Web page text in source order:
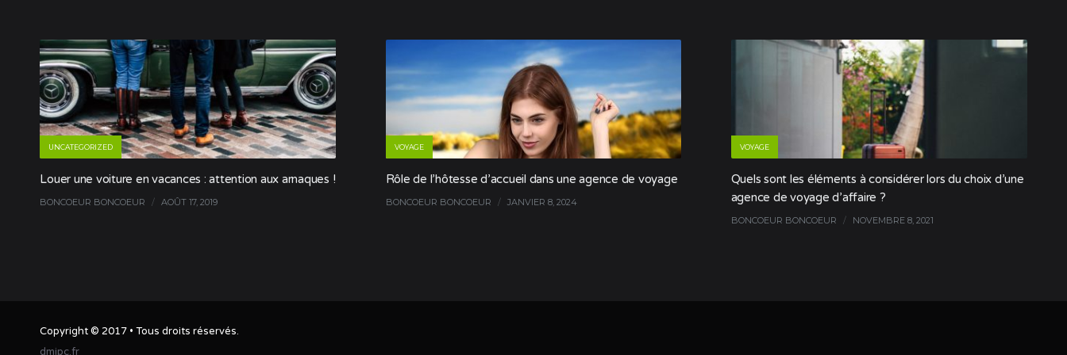
UNCATEGORIZED
Louer une voiture en vacances : attention aux arnaques !
BONCOEUR BONCOEUR / AOÛT 17, 2019
VOYAGE
Rôle de l’hôtesse d’accueil dans une agence de voyage
BONCOEUR BONCOEUR / JANVIER 8, 2024
VOYAGE
Quels sont les éléments à considérer lors du choix d’une
agence de voyage d’affaire ?
BONCOEUR BONCOEUR / NOVEMBRE 8, 2021
Copyright © 2017 • Tous droits réservés.
dmipc.fr